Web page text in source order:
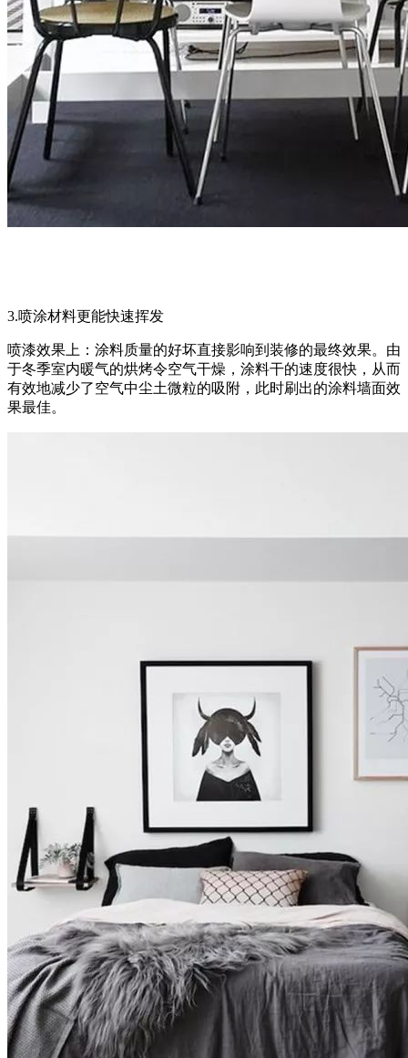
3.喷涂材料更能快速挥发
喷漆效果上：涂料质量的好坏直接影响到装修的最终效果。由
于冬季室内暖气的烘烤令空气干燥，涂料干的速度很快，从而
有效地减少了空气中尘土微粒的吸附，此时刷出的涂料墙面效
果最佳。